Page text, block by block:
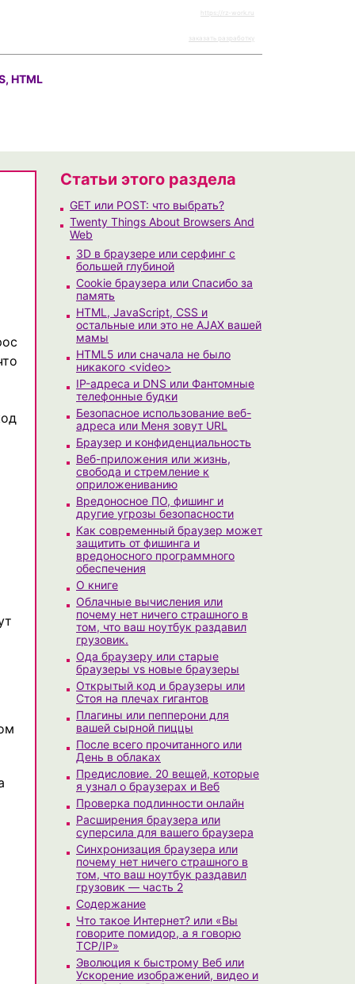
https://rz-work.ru
заказать разработку
HTML
Статьи этого раздела
GET или POST: что выбрать?
Twenty Things About Browsers And
Web
3D в браузере или серфинг с
большей глубиной
Cookie браузера или Спасибо за
память
HTML, JavaScript, CSS и
остальные или это не AJAX вашей
мамы
HTML5 или сначала не было
никакого <video>
IP-адреса и DNS или Фантомные
телефонные будки
Безопасное использование веб-
адреса или Меня зовут URL
Браузер и конфиденциальность
Веб-приложения или жизнь,
свобода и стремление к
оприложениванию
Вредоносное ПО, фишинг и
другие угрозы безопасности
Как современный браузер может
защитить от фишинга и
вредоносного программного
обеспечения
О книге
Облачные вычисления или
почему нет ничего страшного в
том, что ваш ноутбук раздавил
грузовик.
Ода браузеру или старые
браузеры vs новые браузеры
Открытый код и браузеры или
Стоя на плечах гигантов
Плагины или пепперони для
вашей сырной пиццы
После всего прочитанного или
День в облаках
Предисловие. 20 вещей, которые
я узнал о браузерах и Веб
Проверка подлинности онлайн
Расширения браузера или
суперсила для вашего браузера
Синхронизация браузера или
почему нет ничего страшного в
том, что ваш ноутбук раздавил
грузовик — часть 2
Содержание
Что такое Интернет? или «Вы
говорите помидор, а я говорю
TCP/IP»
Эволюция к быстрому Веб или
Ускорение изображений, видео и